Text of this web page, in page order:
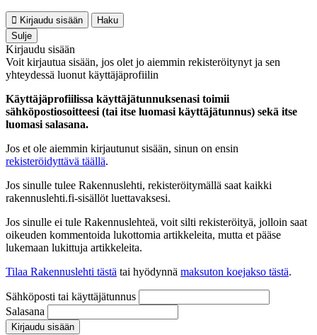
Kirjaudu sisään
Haku
Sulje
Kirjaudu sisään
Voit kirjautua sisään, jos olet jo aiemmin rekisteröitynyt ja sen
yhteydessä luonut käyttäjäprofiilin
Käyttäjäprofiilissa käyttäjätunnuksenasi toimii
sähköpostiosoitteesi (tai itse luomasi käyttäjätunnus) sekä itse
luomasi salasana.
Jos et ole aiemmin kirjautunut sisään, sinun on ensin
rekisteröidyttävä täällä.
Jos sinulle tulee Rakennuslehti, rekisteröitymällä saat kaikki
rakennuslehti.fi-sisällöt luettavaksesi.
Jos sinulle ei tule Rakennuslehteä, voit silti rekisteröityä, jolloin saat
oikeuden kommentoida lukottomia artikkeleita, mutta et pääse
lukemaan lukittuja artikkeleita.
Tilaa Rakennuslehti tästä tai hyödynnä maksuton koejakso tästä.
Sähköposti tai käyttäjätunnus
Salasana
Kirjaudu sisään